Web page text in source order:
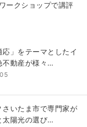
ークショップで講評
」をテーマとしたイ
不動産が様々…
いたま市で専門家が
太陽光の選び…